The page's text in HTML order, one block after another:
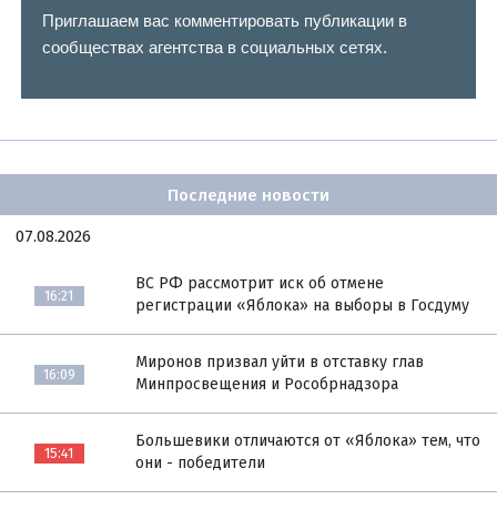
Приглашаем вас комментировать публикации в
сообществах агентства в социальных сетях.
Последние новости
07.08.2026
16:21
ВС РФ рассмотрит иск об отмене
регистрации «Яблока» на выборы в Госдуму
16:09
Миронов призвал уйти в отставку глав
Минпросвещения и Рособрнадзора
15:41
Большевики отличаются от «Яблока» тем, что
они - победители